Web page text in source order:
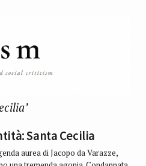
Santa Cecilia
aurea di Jacopo da Varazze,